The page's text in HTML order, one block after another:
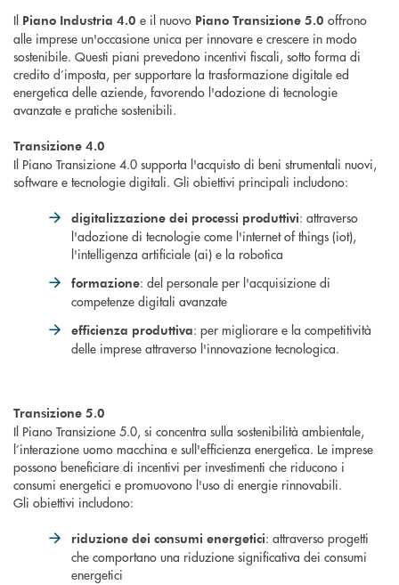
Il Piano Industria 4.0 e il nuovo Piano Transizione 5.0 offrono
alle imprese un'occasione unica per innovare e crescere in modo
sostenibile. Questi piani prevedono incentivi fiscali, sotto forma di
credito d’imposta, per supportare la trasformazione digitale ed
energetica delle aziende, favorendo l'adozione di tecnologie
avanzate e pratiche sostenibili.
Transizione 4.0
Il Piano Transizione 4.0 supporta l'acquisto di beni strumentali nuovi,
software e tecnologie digitali. Gli obiettivi principali includono:
digitalizzazione dei processi produttivi: attraverso
l'adozione di tecnologie come l'internet of things (iot),
l'intelligenza artificiale (ai) e la robotica
formazione: del personale per l'acquisizione di
competenze digitali avanzate
efficienza produttiva: per migliorare e la competitività
delle imprese attraverso l'innovazione tecnologica.
Transizione 5.0
Il Piano Transizione 5.0, si concentra sulla sostenibilità ambientale,
l’interazione uomo macchina e sull'efficienza energetica. Le imprese
possono beneficiare di incentivi per investimenti che riducono i
consumi energetici e promuovono l'uso di energie rinnovabili.
Gli obiettivi includono:
riduzione dei consumi energetici: attraverso progetti
che comportano una riduzione significativa dei consumi
energetici